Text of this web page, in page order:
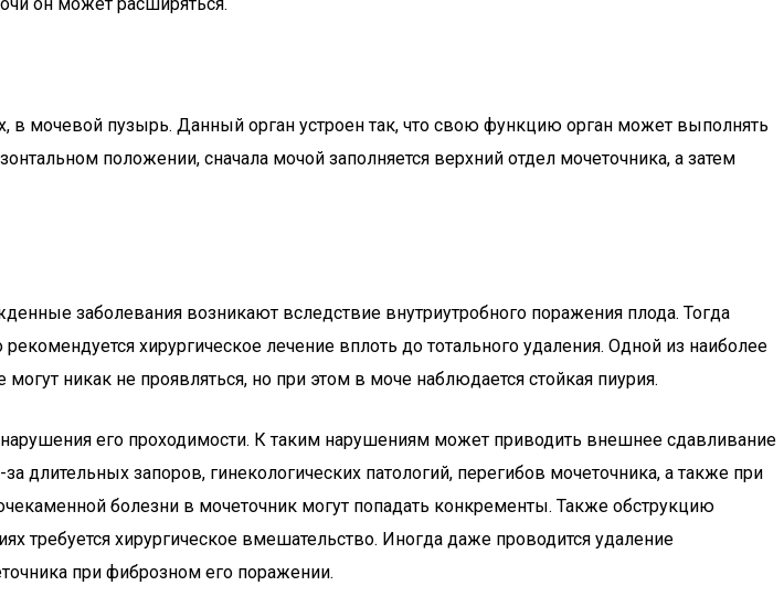
в мочевой пузырь. Данный орган устроен так, что свою функцию орган может выполнять
положении, сначала мочой заполняется верхний отдел мочеточника, а затем
заболевания возникают вследствие внутриутробного поражения плода. Тогда
хирургическое лечение вплоть до тотального удаления. Одной из наиболее
никак не проявляться, но при этом в моче наблюдается стойкая пиурия.
его проходимости. К таким нарушениям может приводить внешнее сдавливание
длительных запоров, гинекологических патологий, перегибов мочеточника, а также при
болезни в мочеточник могут попадать конкременты. Также обструкцию
требуется хирургическое вмешательство. Иногда даже проводится удаление
при фиброзном его поражении.